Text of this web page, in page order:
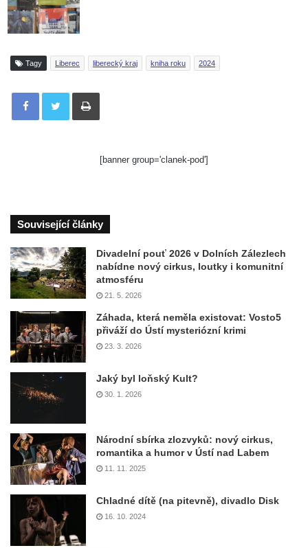
Tagy Liberec liberecký kraj kniha roku 2024
Tisknout
[banner group='clanek-pod']
Související články
Divadelní pouť 2026 v Dolních Zálezlech
nabídne nový cirkus, loutky i komunitní
atmosféru
21. 5. 2026
Záhada, která neměla existovat: Vosto5
přiváží do Ústí mysteriózní krimi
23. 3. 2026
Jaký byl loňský Kult?
30. 1. 2026
Národní sbírka zlozvyků: nový cirkus,
romantika a humor v Ústí nad Labem
11. 11. 2025
Chladné dítě (na pitevně), divadlo Disk
16. 10. 2024